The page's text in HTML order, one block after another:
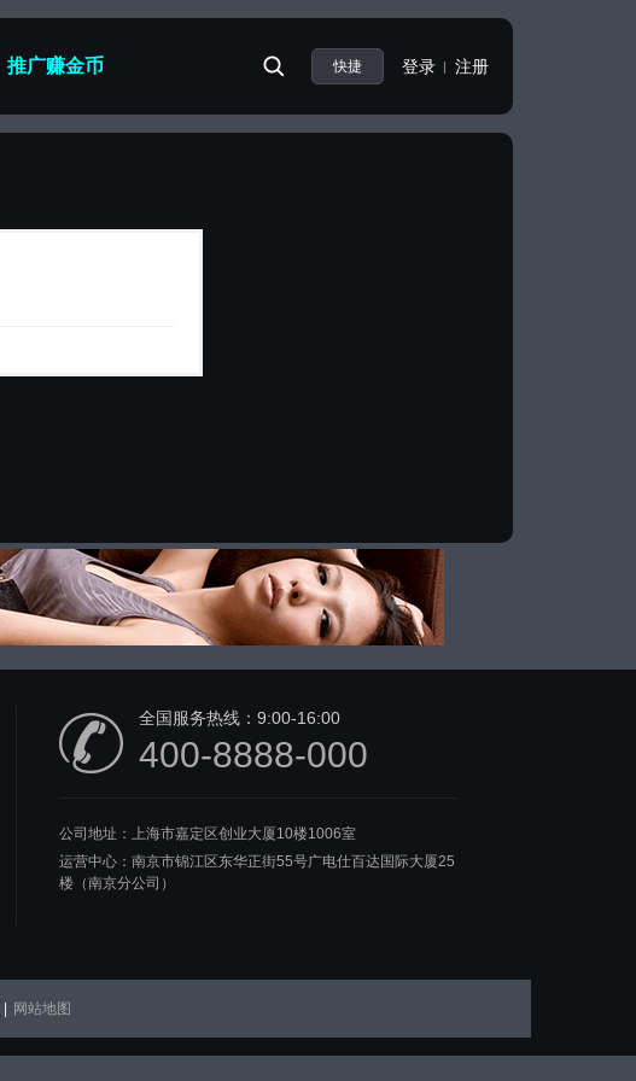
推广赚金币 快捷 登录 注册
全国服务热线： 9:00-16:00
400-8888-000
公司地址：上海市嘉定区创业大厦10楼1006室
运营中心：南京市锦江区东华正街55号广电仕百达国际大厦25
楼（南京分公司）
网站地图